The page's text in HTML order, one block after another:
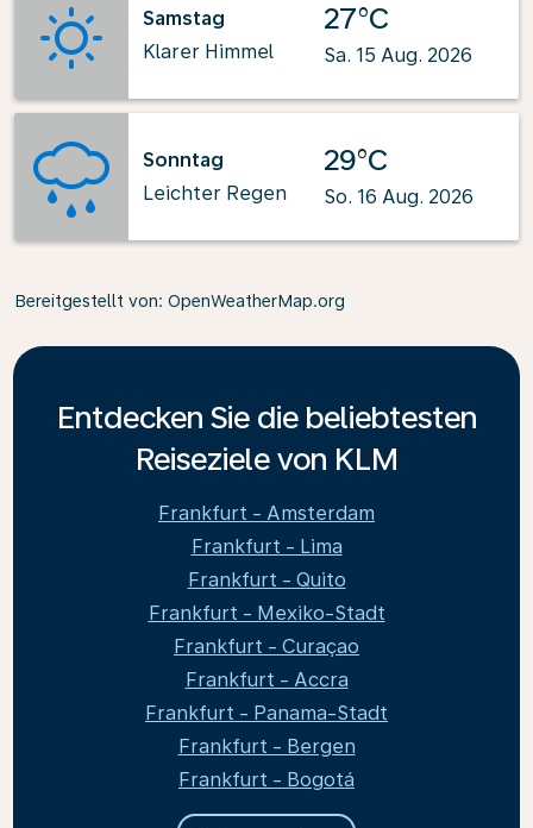
Samstag
Klarer Himmel
27°C
Sa. 15 Aug. 2026
Sonntag
Leichter Regen
29°C
So. 16 Aug. 2026
Bereitgestellt von: OpenWeatherMap.org
Entdecken Sie die beliebtesten
Reiseziele von KLM
Frankfurt - Amsterdam
Frankfurt - Lima
Frankfurt - Quito
Frankfurt - Mexiko-Stadt
Frankfurt - Curaçao
Frankfurt - Accra
Frankfurt - Panama-Stadt
Frankfurt - Bergen
Frankfurt - Bogotá